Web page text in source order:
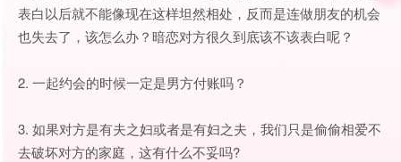
表白以后就不能像现在这样坦然相处，反而是连做朋友的机会
也失去了，该怎么办？暗恋对方很久到底该不该表白呢？
2. 一起约会的时候一定是男方付账吗？
3. 如果对方是有夫之妇或者是有妇之夫，我们只是偷偷相爱不
去破坏对方的家庭，这有什么不妥吗?